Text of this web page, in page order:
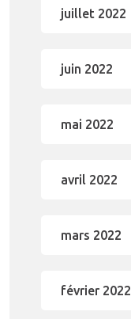
juillet 2022
juin 2022
mai 2022
avril 2022
mars 2022
février 2022